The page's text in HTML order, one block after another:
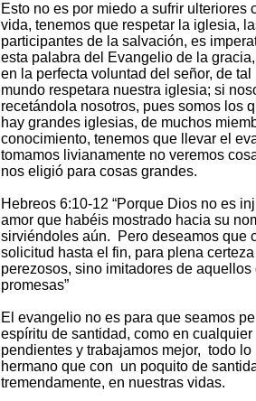
Esto no es por miedo a sufrir
vida, tenemos que respetar la iglesia,
participantes de la salvación, es
esta palabra del Evangelio de la
en la perfecta voluntad del señor, de
mundo respetara nuestra iglesia; si
recetándola nosotros, pues somos los
hay grandes iglesias, de muchos
conocimiento, tenemos que llevar el
tomamos livianamente no veremos
nos eligió para cosas grandes.
Hebreos 6:10-12 “Porque Dios no es
amor que habéis mostrado hacia su
sirviéndoles aún. Pero deseamos que
solicitud hasta el fin, para plena
perezosos, sino imitadores de
promesas”
El evangelio no es para que seamos
espíritu de santidad, como en
pendientes y trabajamos mejor, todo
hermano que con un poquito de
tremendamente, en nuestras vidas.